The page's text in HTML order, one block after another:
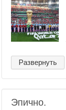
Развернуть
Эпично.